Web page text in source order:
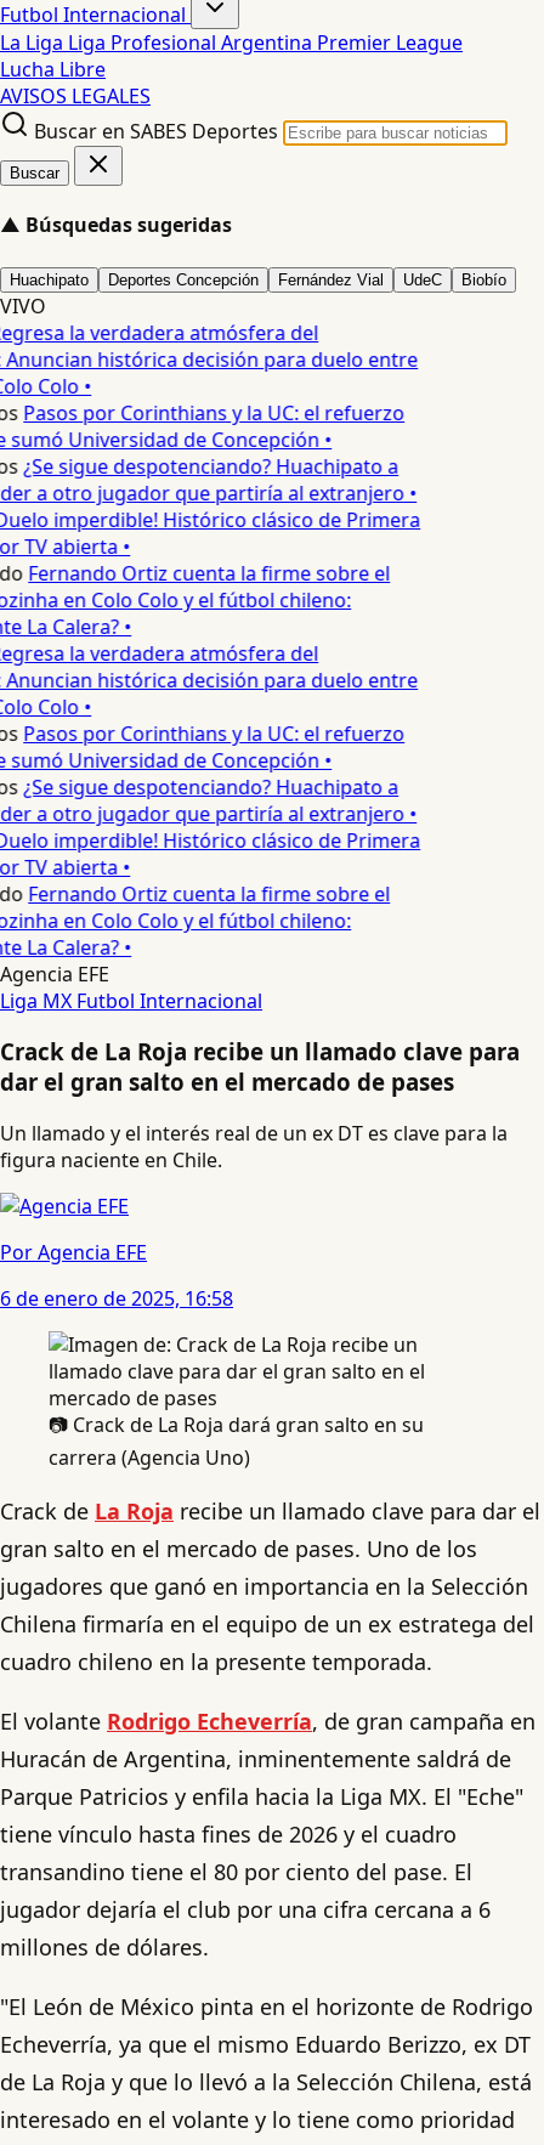
Futbol Internacional
La Liga Liga Profesional Argentina Premier League
Lucha Libre
AVISOS LEGALES
Buscar en SABES Deportes
Buscar
▲ Búsquedas sugeridas
Huachipato Deportes Concepción Fernández Vial UdeC Biobío
VIVO
la verdadera atmósfera del
histórica decisión para duelo entre
Colo •
Pasos por Corinthians y la UC: el refuerzo
Universidad de Concepción •
¿Se sigue despotenciando? Huachipato a
a otro jugador que partiría al extranjero •
imperdible! Histórico clásico de Primera
TV abierta •
Fernando Ortiz cuenta la firme sobre el
en Colo Colo y el fútbol chileno:
La Calera? •
la verdadera atmósfera del
histórica decisión para duelo entre
Colo •
Pasos por Corinthians y la UC: el refuerzo
Universidad de Concepción •
¿Se sigue despotenciando? Huachipato a
a otro jugador que partiría al extranjero •
imperdible! Histórico clásico de Primera
TV abierta •
Fernando Ortiz cuenta la firme sobre el
en Colo Colo y el fútbol chileno:
La Calera? •
Agencia EFE
Liga MX Futbol Internacional
Crack de La Roja recibe un llamado clave para
dar el gran salto en el mercado de pases
Un llamado y el interés real de un ex DT es clave para la
figura naciente en Chile.
Por Agencia EFE
6 de enero de 2025, 16:58
📷 Crack de La Roja dará gran salto en su
carrera (Agencia Uno)
Crack de La Roja recibe un llamado clave para dar el
gran salto en el mercado de pases. Uno de los
jugadores que ganó en importancia en la Selección
Chilena firmaría en el equipo de un ex estratega del
cuadro chileno en la presente temporada.
El volante Rodrigo Echeverría, de gran campaña en
Huracán de Argentina, inminentemente saldrá de
Parque Patricios y enfila hacia la Liga MX. El "Eche"
tiene vínculo hasta fines de 2026 y el cuadro
transandino tiene el 80 por ciento del pase. El
jugador dejaría el club por una cifra cercana a 6
millones de dólares.
"El León de México pinta en el horizonte de Rodrigo
Echeverría, ya que el mismo Eduardo Berizzo, ex DT
de La Roja y que lo llevó a la Selección Chilena, está
interesado en el volante y lo tiene como prioridad